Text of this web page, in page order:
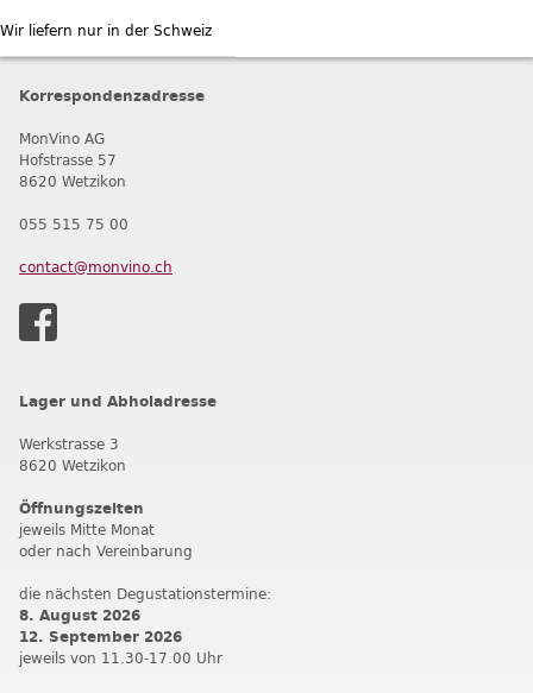
Wir liefern nur in der Schweiz
Korrespondenzadresse
MonVino AG
Hofstrasse 57
8620 Wetzikon
055 515 75 00
contact@monvino.ch
Lager und Abholadresse
Werkstrasse 3
8620 Wetzikon
Öffnungszeiten
jeweils Mitte Monat
oder nach Vereinbarung
die nächsten Degustationstermine:
8. August 2026
12. September 2026
jeweils von 11.30-17.00 Uhr